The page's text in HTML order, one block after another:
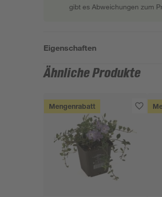
gibt es Abweichungen zum
Eigenschaften
Ähnliche Produkte
Mengenrabatt